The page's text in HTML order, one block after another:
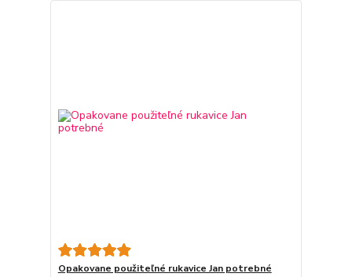
Opakovane použiteľné rukavice Jan potrebné